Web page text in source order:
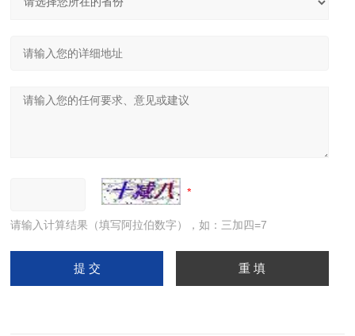
请输入计算结果（填写阿拉伯数字），如：三加四=7